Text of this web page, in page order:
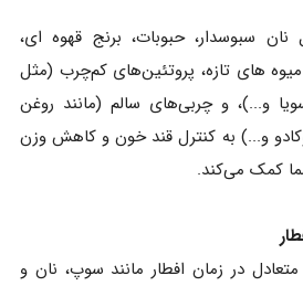
سبوسدار، حبوبات، برنج قهوه ای،
های تازه، پروتئین‌های کم‌چرب (مثل
و...)، و چربی‌های سالم (مانند روغن
و...) به کنترل قند خون و کاهش وزن
کمک می‌کند.
در زمان افطار مانند سوپ، نان و